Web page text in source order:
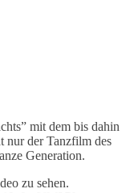
mit dem bis dahin
nur der Tanzfilm des
Generation.
zu sehen.